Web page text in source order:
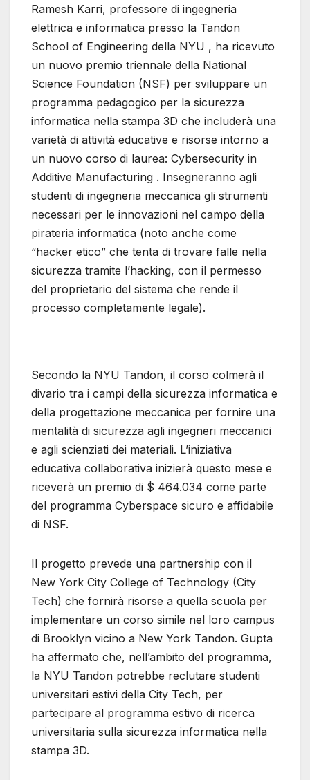
Ramesh Karri, professore di ingegneria
elettrica e informatica presso la Tandon
School of Engineering della NYU , ha ricevuto
un nuovo premio triennale della National
Science Foundation (NSF) per sviluppare un
programma pedagogico per la sicurezza
informatica nella stampa 3D che includerà una
varietà di attività educative e risorse intorno a
un nuovo corso di laurea: Cybersecurity in
Additive Manufacturing . Insegneranno agli
studenti di ingegneria meccanica gli strumenti
necessari per le innovazioni nel campo della
pirateria informatica (noto anche come
“hacker etico” che tenta di trovare falle nella
sicurezza tramite l’hacking, con il permesso
del proprietario del sistema che rende il
processo completamente legale).
Secondo la NYU Tandon, il corso colmerà il
divario tra i campi della sicurezza informatica e
della progettazione meccanica per fornire una
mentalità di sicurezza agli ingegneri meccanici
e agli scienziati dei materiali. L’iniziativa
educativa collaborativa inizierà questo mese e
riceverà un premio di $ 464.034 come parte
del programma Cyberspace sicuro e affidabile
di NSF.
Il progetto prevede una partnership con il
New York City College of Technology (City
Tech) che fornirà risorse a quella scuola per
implementare un corso simile nel loro campus
di Brooklyn vicino a New York Tandon. Gupta
ha affermato che, nell’ambito del programma,
la NYU Tandon potrebbe reclutare studenti
universitari estivi della City Tech, per
partecipare al programma estivo di ricerca
universitaria sulla sicurezza informatica nella
stampa 3D.